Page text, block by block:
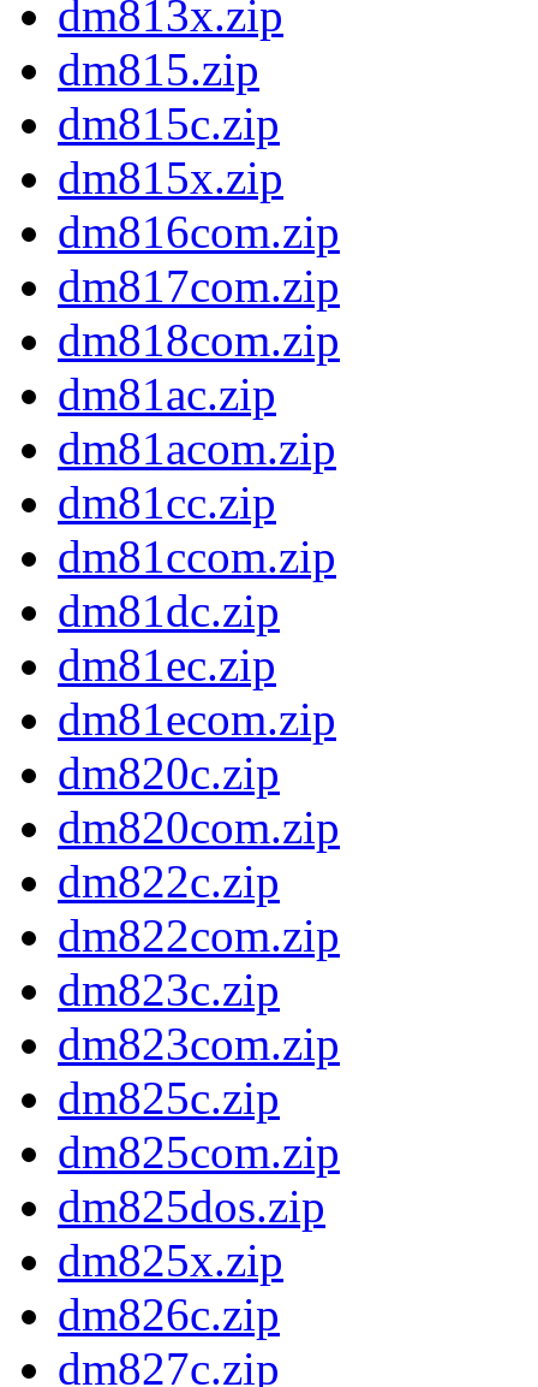
dm813x.zip
dm815.zip
dm815c.zip
dm815x.zip
dm816com.zip
dm817com.zip
dm818com.zip
dm81ac.zip
dm81acom.zip
dm81cc.zip
dm81ccom.zip
dm81dc.zip
dm81ec.zip
dm81ecom.zip
dm820c.zip
dm820com.zip
dm822c.zip
dm822com.zip
dm823c.zip
dm823com.zip
dm825c.zip
dm825com.zip
dm825dos.zip
dm825x.zip
dm826c.zip
dm827c.zip